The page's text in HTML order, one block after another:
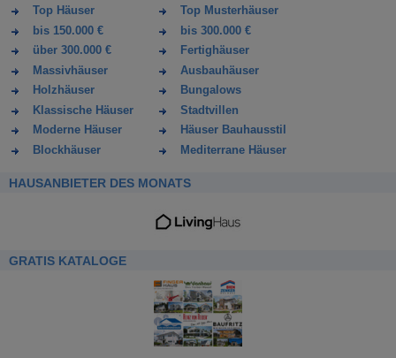
Top Häuser
Top Musterhäuser
bis 150.000 €
bis 300.000 €
über 300.000 €
Fertighäuser
Massivhäuser
Ausbauhäuser
Holzhäuser
Bungalows
Klassische Häuser
Stadtvillen
Moderne Häuser
Häuser Bauhausstil
Blockhäuser
Mediterrane Häuser
HAUSANBIETER DES MONATS
GRATIS KATALOGE